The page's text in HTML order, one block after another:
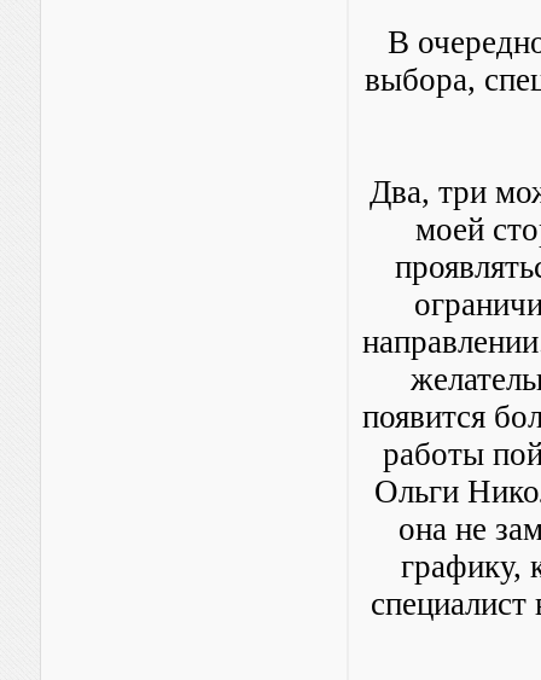
В
выбора,
Два, три
моей
появится
работы
Ольги
она не
графику,